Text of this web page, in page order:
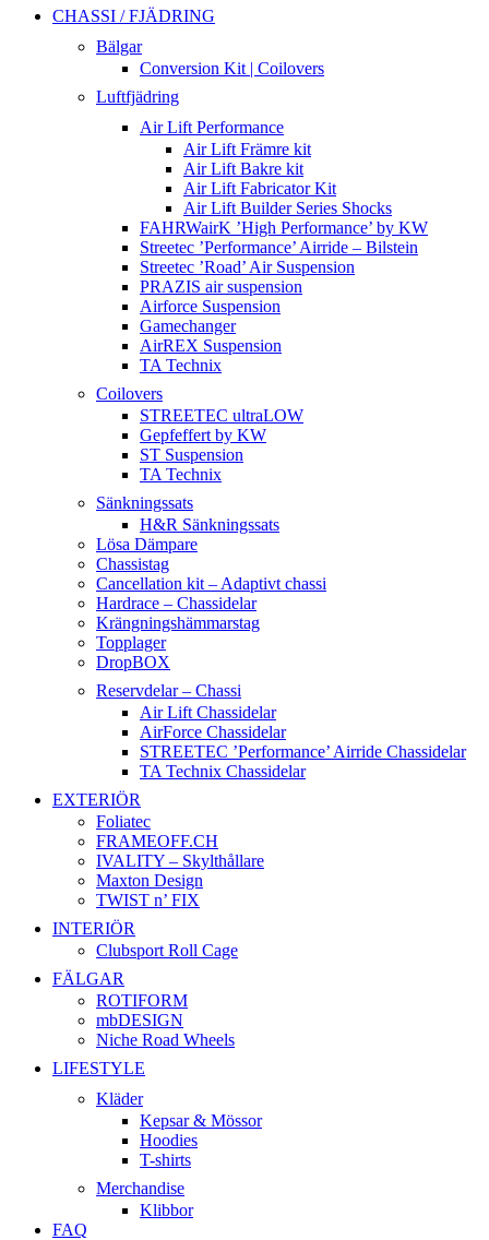
CHASSI / FJÄDRING
Bälgar
Conversion Kit | Coilovers
Luftfjädring
Air Lift Performance
Air Lift Främre kit
Air Lift Bakre kit
Air Lift Fabricator Kit
Air Lift Builder Series Shocks
FAHRWairK ’High Performance’ by KW
Streetec ’Performance’ Airride – Bilstein
Streetec ’Road’ Air Suspension
PRAZIS air suspension
Airforce Suspension
Gamechanger
AirREX Suspension
TA Technix
Coilovers
STREETEC ultraLOW
Gepfeffert by KW
ST Suspension
TA Technix
Sänkningssats
H&R Sänkningssats
Lösa Dämpare
Chassistag
Cancellation kit – Adaptivt chassi
Hardrace – Chassidelar
Krängningshämmarstag
Topplager
DropBOX
Reservdelar – Chassi
Air Lift Chassidelar
AirForce Chassidelar
STREETEC ’Performance’ Airride Chassidelar
TA Technix Chassidelar
EXTERIÖR
Foliatec
FRAMEOFF.CH
IVALITY – Skylthållare
Maxton Design
TWIST n’ FIX
INTERIÖR
Clubsport Roll Cage
FÄLGAR
ROTIFORM
mbDESIGN
Niche Road Wheels
LIFESTYLE
Kläder
Kepsar & Mössor
Hoodies
T-shirts
Merchandise
Klibbor
FAQ